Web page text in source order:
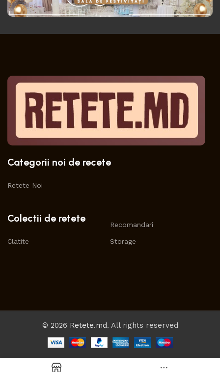
Categorii noi de recete
Retete Noi
Colectii de retete
Clatite
Recomandari
Storage
© 2026 Retete.md. All rights reserved